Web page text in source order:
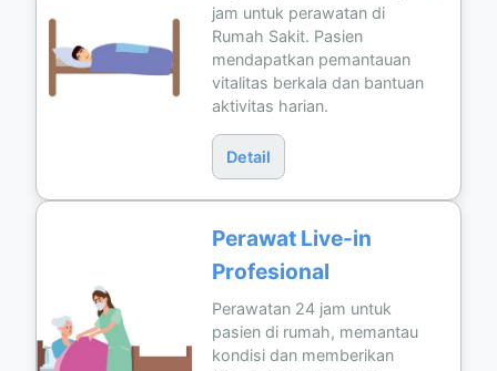
jam untuk perawatan di
Rumah Sakit. Pasien
mendapatkan pemantauan
vitalitas berkala dan bantuan
aktivitas harian.
Detail
Perawat Live-in
Profesional
Perawatan 24 jam untuk
pasien di rumah, memantau
kondisi dan memberikan